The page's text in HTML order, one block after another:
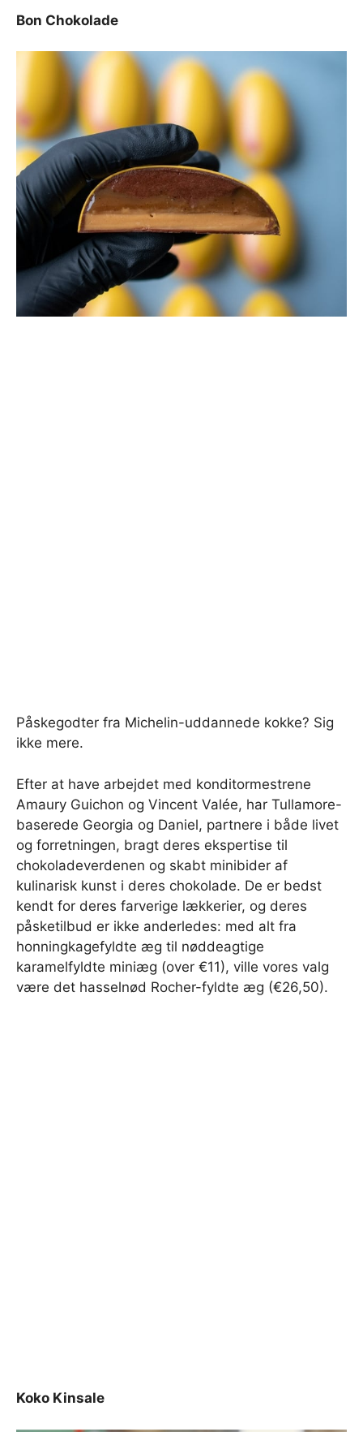
Bon Chokolade
Påskegodter fra Michelin-uddannede kokke? Sig
ikke mere.
Efter at have arbejdet med konditormestrene
Amaury Guichon og Vincent Valée, har Tullamore-
baserede Georgia og Daniel, partnere i både livet
og forretningen, bragt deres ekspertise til
chokoladeverdenen og skabt minibider af
kulinarisk kunst i deres chokolade. De er bedst
kendt for deres farverige lækkerier, og deres
påsketilbud er ikke anderledes: med alt fra
honningkagefyldte æg til nøddeagtige
karamelfyldte miniæg (over €11), ville vores valg
være det hasselnød Rocher-fyldte æg (€26,50).
Koko Kinsale